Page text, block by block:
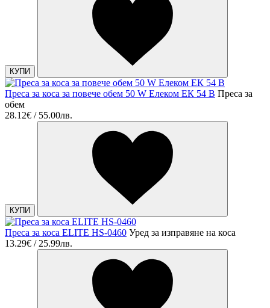
КУПИ
Преса за коса за повече обем 50 W Елеком ЕК 54 В Преса за
обем
28.12€ / 55.00лв.
КУПИ
Преса за коса ELITE HS-0460 Уред за изправяне на коса
13.29€ / 25.99лв.